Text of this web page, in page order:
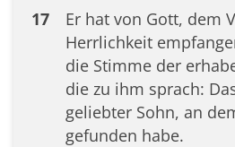
17
Er hat von Gott, dem
Herrlichkeit
die Stimme der
die zu ihm sprach:
geliebter Sohn, an
gefunden habe.